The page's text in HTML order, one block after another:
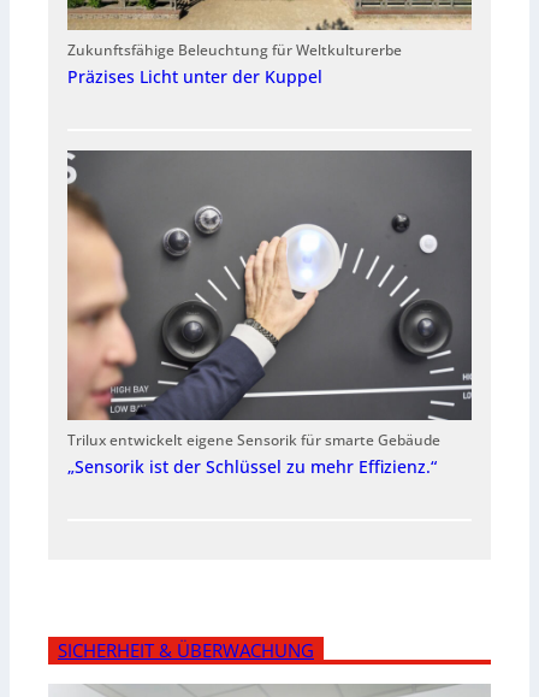
Zukunftsfähige Beleuchtung für Weltkulturerbe
Präzises Licht unter der Kuppel
Trilux entwickelt eigene Sensorik für smarte Gebäude
„Sensorik ist der Schlüssel zu mehr Effizienz.“
SICHERHEIT & ÜBERWACHUNG